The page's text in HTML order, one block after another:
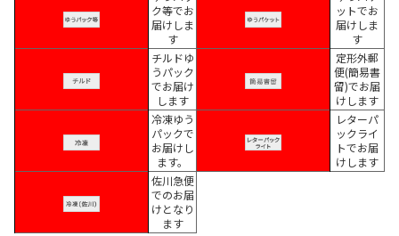
ク等でお
届けしま
す
ットでお
届けしま
す
チルドゆ
うパック
でお届け
します
定形外郵
便(簡易書
留)でお届
けします
冷凍ゆう
パックで
お届けし
ます。
レターパ
ックライ
トでお届
けします
佐川急便
でのお届
けとなり
ます